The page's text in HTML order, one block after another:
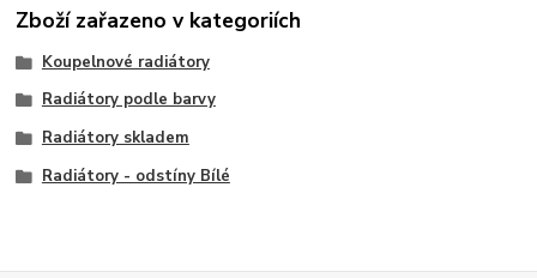
Zboží zařazeno v kategoriích
Koupelnové radiátory
Radiátory podle barvy
Radiátory skladem
Radiátory - odstíny Bílé